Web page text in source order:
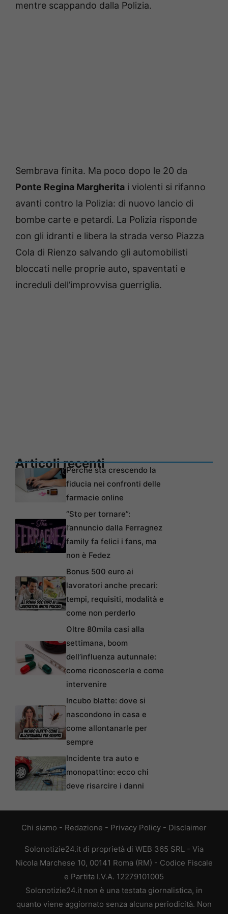
mentre scappando dalla Polizia.
Sembrava finita. Ma poco dopo le 20 da
Ponte Regina Margherita i violenti si rifanno
avanti contro la Polizia: di nuovo lancio di
bombe carte e petardi. La Polizia risponde
con gli idranti e libera la strada verso Piazza
Cola di Rienzo salvando gli automobilisti
bloccati nelle proprie auto, spaventati e
increduli dell’improvvisa guerriglia.
Articoli recentiPerché sta crescendo la
fiducia nei confronti delle
farmacie online
“Sto per tornare”:
l’annuncio dalla Ferragnez
family fa felici i fans, ma
non è Fedez
Bonus 500 euro ai
lavoratori anche precari:
tempi, requisiti, modalità e
come non perderlo
Oltre 80mila casi alla
settimana, boom
dell’influenza autunnale:
come riconoscerla e come
intervenire
Incubo blatte: dove si
nascondono in casa e
come allontanarle per
sempre
Incidente tra auto e
monopattino: ecco chi
deve risarcire i danni
Chi siamo - Redazione - Privacy Policy - Disclaimer
Solonotizie24.it di proprietà di WEB 365 SRL - Via
Nicola Marchese 10, 00141 Roma (RM) - Codice Fiscale
e Partita I.V.A. 12279101005
Solonotizie24.it non è una testata giornalistica, in
quanto viene aggiornato senza alcuna periodicità. Non